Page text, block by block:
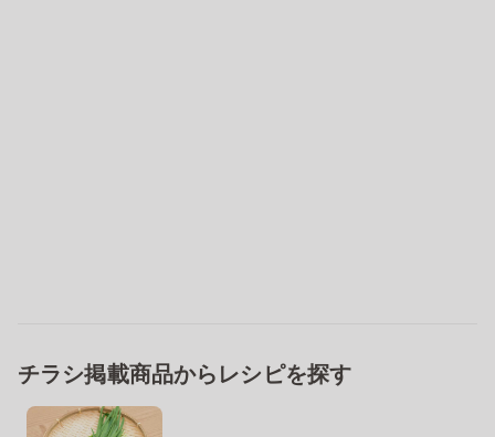
チラシ掲載商品からレシピを探す